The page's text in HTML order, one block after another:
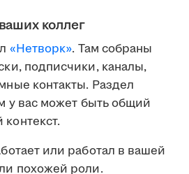
коллег
«Нетворк». Там собраны
подписчики, каналы,
контакты. Раздел
у вас может быть общий
или работал в вашей
похожей роли.